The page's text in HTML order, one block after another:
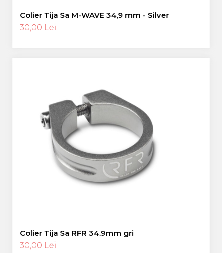
Colier Tija Sa M-WAVE 34,9 mm - Silver
30,00 Lei
Colier Tija Sa RFR 34.9mm gri
30,00 Lei